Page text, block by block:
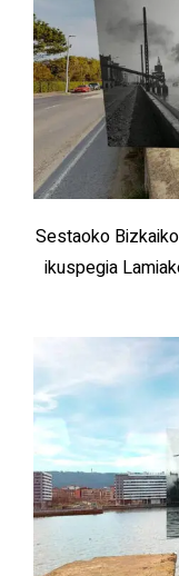
Sestaoko
ikuspegia